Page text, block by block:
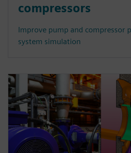
compressors
Improve pump and compressor
system simulation